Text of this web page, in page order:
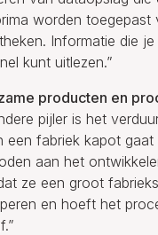
worden
Informatie die
kunt uitlezen.”
producten en
pijler is het
een fabriek kapot
aan het
ze een groot
en hoeft het